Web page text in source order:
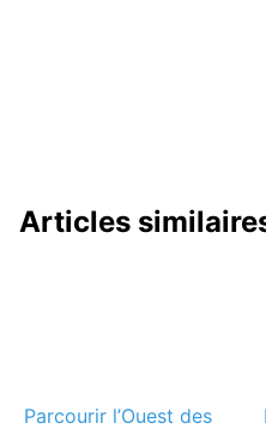
Articles
Parcourir l’Ouest des